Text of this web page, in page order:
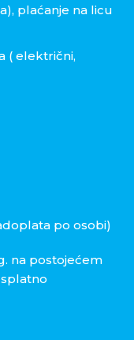
plaćanje na licu
( električni,
po osobi)
na postojećem